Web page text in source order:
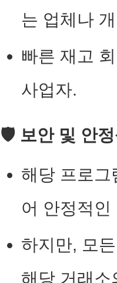
는 업체나
빠른 재고
사업자.
🛡️ 보안 및 안
해당 프로그
어 안정적
하지만, 모
해당 거래